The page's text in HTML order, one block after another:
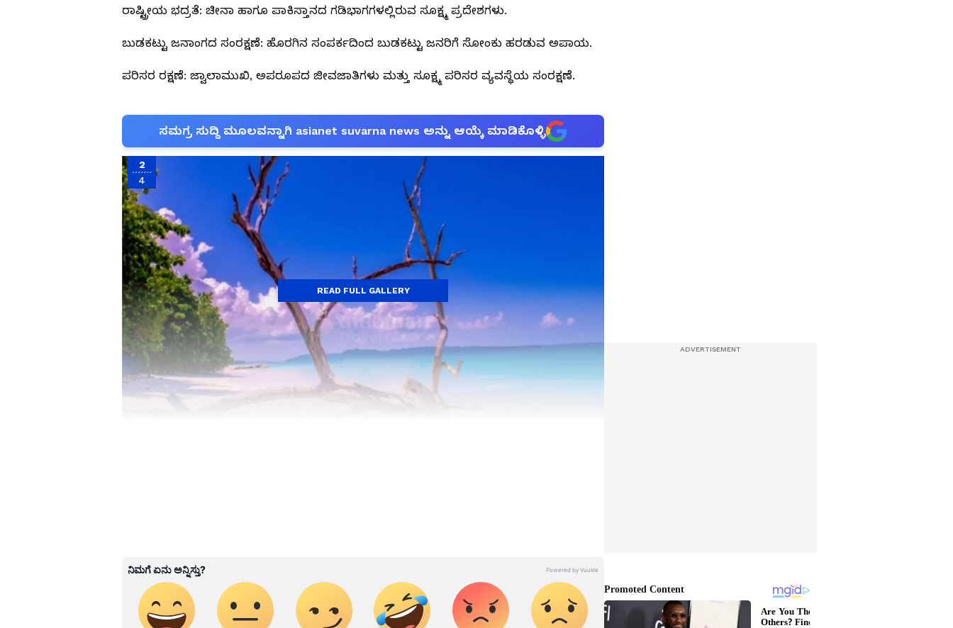
ರಾಷ್ಟ್ರೀಯ ಭದ್ರತೆ: ಚೀನಾ ಹಾಗೂ ಪಾಕಿಸ್ತಾನದ ಗಡಿಭಾಗಗಳಲ್ಲಿರುವ ಸೂಕ್ಷ್ಮ ಪ್ರದೇಶಗಳು.
ಬುಡಕಟ್ಟು ಜನಾಂಗದ ಸಂರಕ್ಷಣೆ: ಹೊರಗಿನ ಸಂಪರ್ಕದಿಂದ ಬುಡಕಟ್ಟು ಜನರಿಗೆ ಸೋಂಕು ಹರಡುವ ಅಪಾಯ.
ಪರಿಸರ ರಕ್ಷಣೆ: ಜ್ವಾಲಾಮುಖಿ, ಅಪರೂಪದ ಜೀವಜಾತಿಗಳು ಮತ್ತು ಸೂಕ್ಷ್ಮ ಪರಿಸರ ವ್ಯವಸ್ಥೆಯ ಸಂರಕ್ಷಣೆ.
ಸಮಗ್ರ ಸುದ್ದಿ ಮೂಲವನ್ನಾಗಿ asianet suvarna news ಅನ್ನು ಆಯ್ಕೆ ಮಾಡಿಕೊಳ್ಳಿ
2
4
2018ರಲ್ಲಿ ಅಮೆರಿಕದ ಮಿಷನರಿ ಜಾನ್ ಅಲೆನ್ ಚೌ ಇಲ್ಲಿ ಹತ್ಯೆಯಾಗಿದ್ದರು.
ಯಾರಿಗೂ ದ್ವೀಪಕ್ಕೆ ಇಳಿಯಲು ಅನುಮತಿ ಇಲ್ಲ.
READ FULL GALLERY